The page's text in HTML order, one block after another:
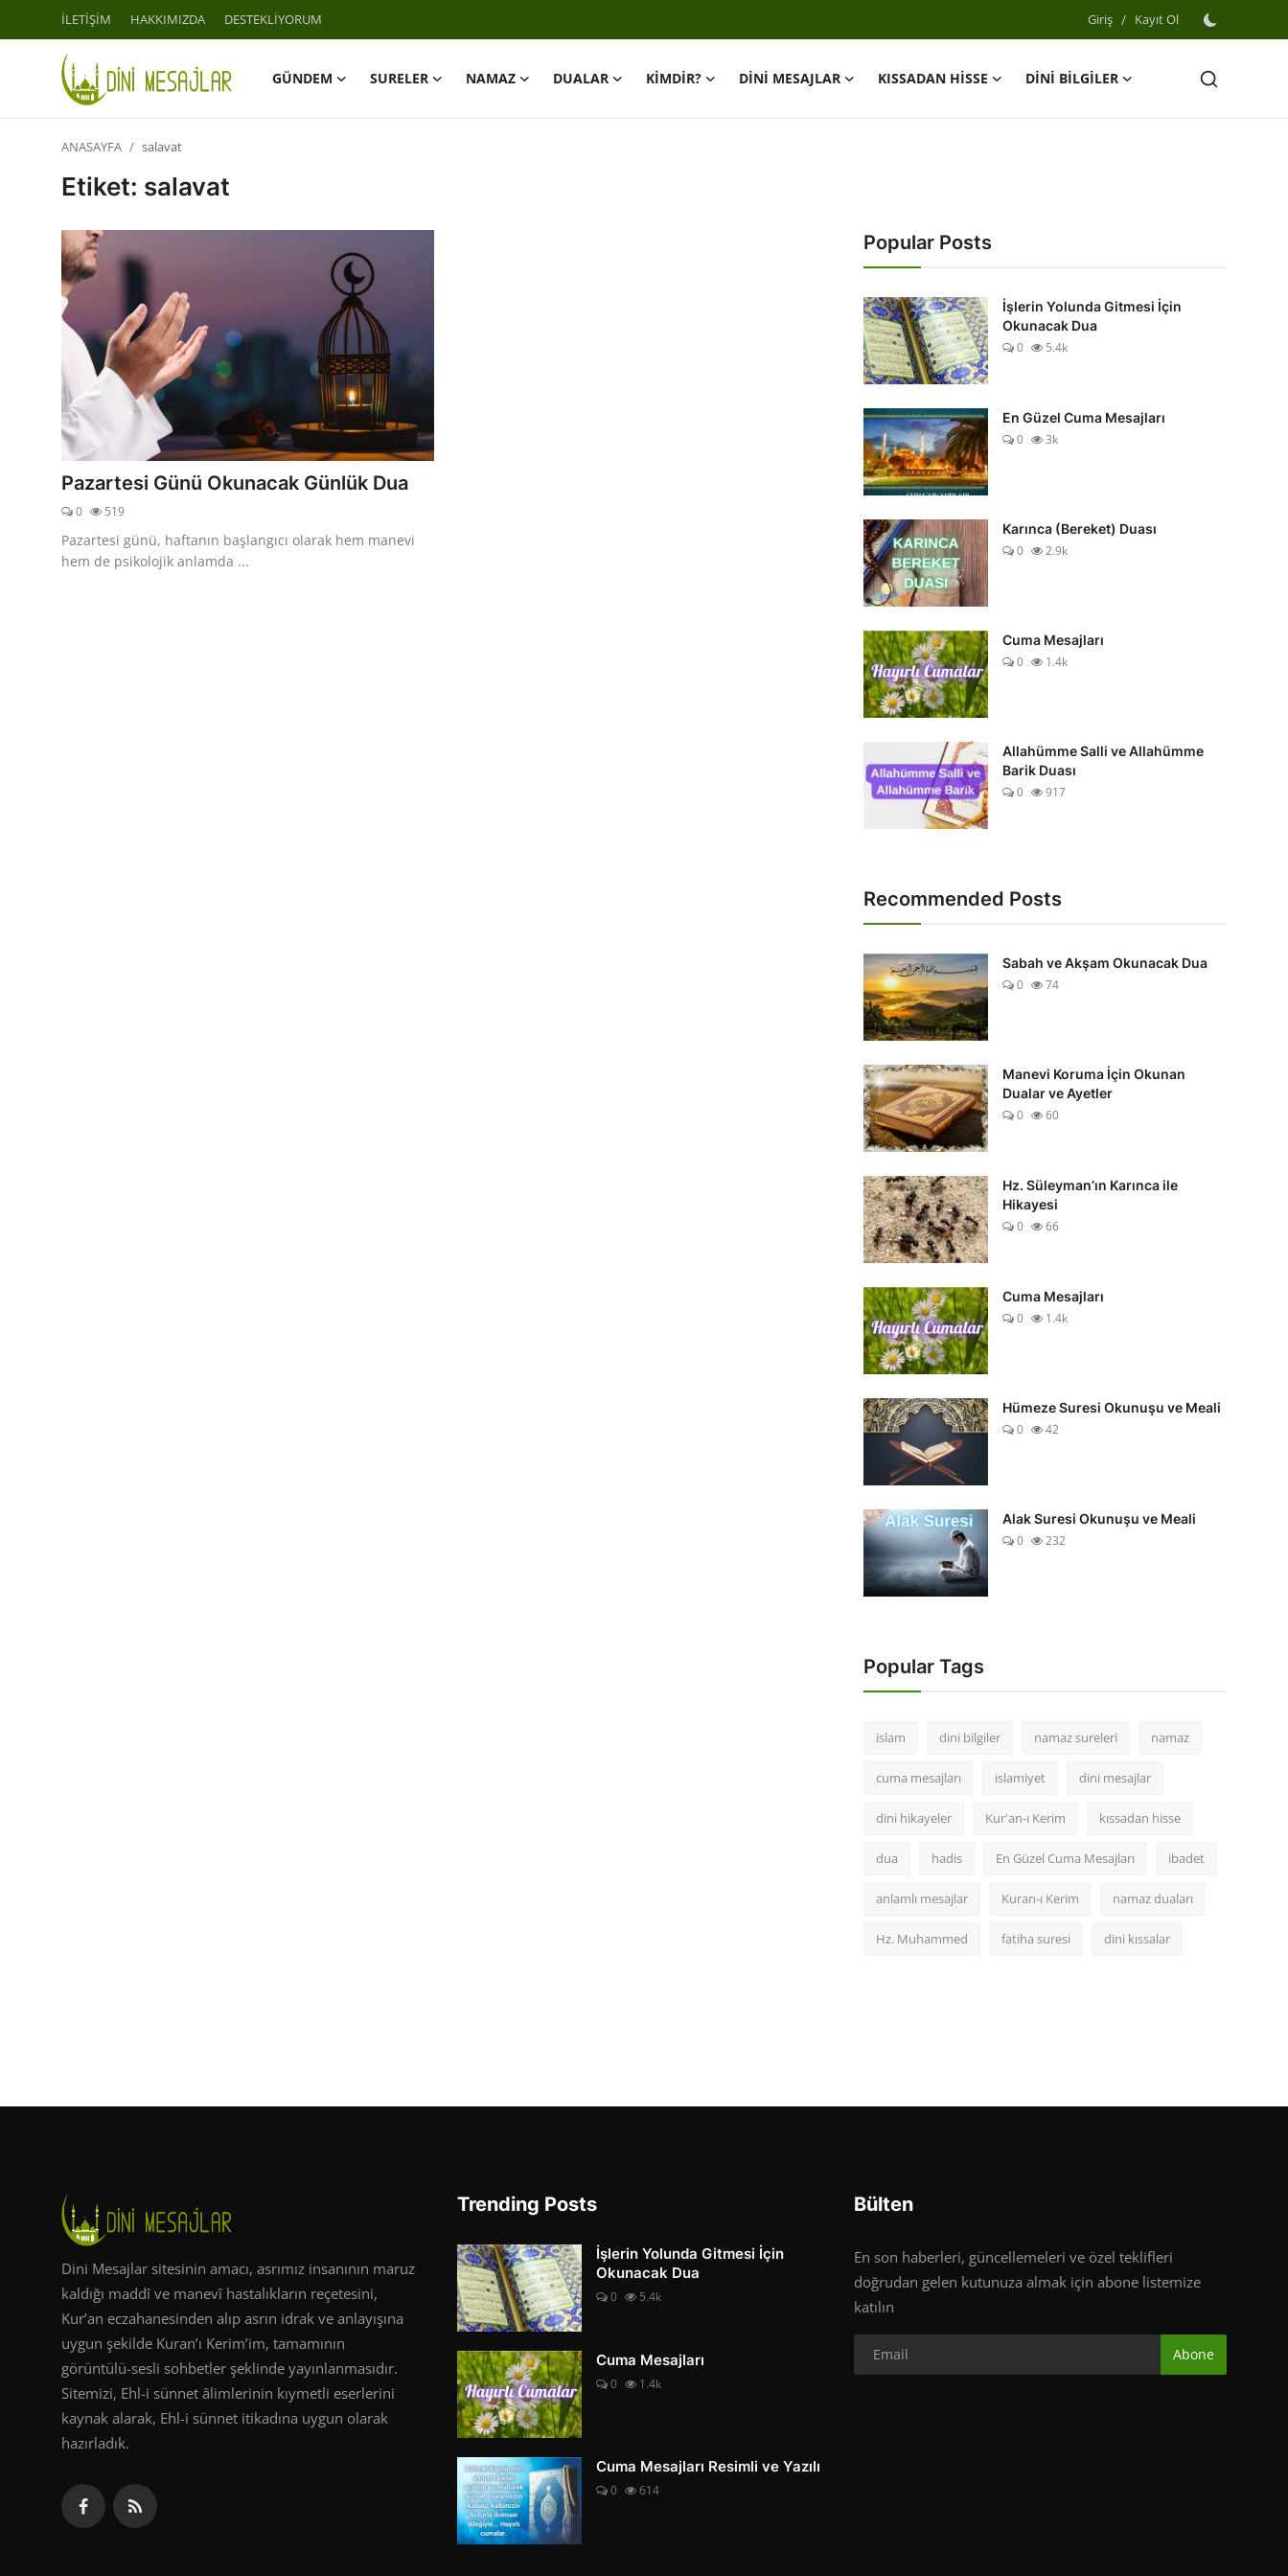
İLETİŞİM HAKKIMIZDA DESTEKLİYORUM Giriş / Kayıt Ol
GÜNDEM SURELER NAMAZ DUALAR KİMDİR? DİNİ MESAJLAR KISSADAN HİSSE
DİNİ BİLGİLER
Giriş
HAKKIMIZDA
DESTEKLİYORUM
NAMAZ
DUALAR
KİMDİR?
DİNİ MESAJLAR
ANASAYFA salavat
Etiket: salavat
Pazartesi Günü Okunacak Günlük Dua
0 519
Pazartesi günü, haftanın başlangıcı olarak hem manevi
hem de psikolojik anlamda ...
Popular Posts
İşlerin Yolunda Gitmesi İçin
Okunacak Dua
0
5.4k
En Güzel Cuma Mesajları
0
3k
Karınca (Bereket) Duası
0
2.9k
Cuma Mesajları
0
1.4k
Allahümme Salli ve Allahümme
Barik Duası
0
917
Recommended Posts
Sabah ve Akşam Okunacak Dua
0
74
Manevi Koruma İçin Okunan
Dualar ve Ayetler
0
60
Hz. Süleyman’ın Karınca ile
Hikayesi
0
66
Cuma Mesajları
0
1.4k
Hümeze Suresi Okunuşu ve Meali
0
42
Alak Suresi Okunuşu ve Meali
0
232
Popular Tags
islam dini bilgiler namaz sureleri namaz
cuma mesajları islamiyet dini mesajlar
dini hikayeler Kur'an-ı Kerim kıssadan hisse
dua hadis En Güzel Cuma Mesajları ibadet
anlamlı mesajlar Kuran-ı Kerim namaz duaları
Hz. Muhammed fatiha suresi dini kıssalar
Dini Mesajlar sitesinin amacı, asrımız insanının maruz
kaldığı maddî ve manevî hastalıkların reçetesini,
Kur’an eczahanesinden alıp asrın idrak ve anlayışına
uygun şekilde Kuran’ı Kerim’im, tamamının
görüntülü-sesli sohbetler şeklinde yayınlanmasıdır.
Sitemizi, Ehl-i sünnet âlimlerinin kıymetli eserlerini
kaynak alarak, Ehl-i sünnet itikadına uygun olarak
hazırladık.
Trending Posts
İşlerin Yolunda Gitmesi İçin
Okunacak Dua
0 5.4k
Cuma Mesajları
0 1.4k
Cuma Mesajları Resimli ve Yazılı
0 614
Bülten
En son haberleri, güncellemeleri ve özel teklifleri
doğrudan gelen kutunuza almak için abone listemize
katılın
Abone